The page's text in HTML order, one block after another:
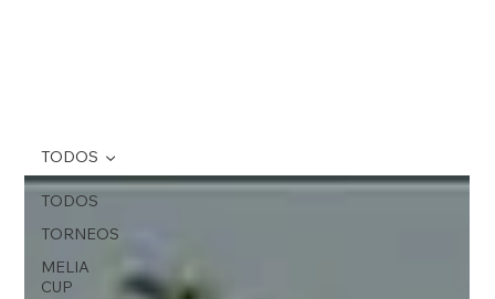
TODOS
TORNEOS
MELIA
CUP
TODOS